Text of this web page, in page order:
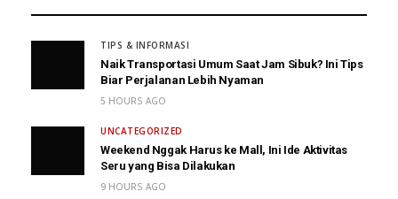
TIPS & INFORMASI
Naik Transportasi Umum Saat Jam Sibuk? Ini Tips
Biar Perjalanan Lebih Nyaman
5 HOURS AGO
UNCATEGORIZED
Weekend Nggak Harus ke Mall, Ini Ide Aktivitas
Seru yang Bisa Dilakukan
9 HOURS AGO